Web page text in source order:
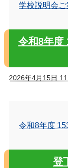
学校説明会ご
令和8年度
2026年4月15日
令和8年度
登